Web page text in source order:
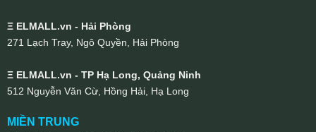
Ξ ELMALL.vn - Hải Phòng
271 Lạch Tray, Ngô Quyền, Hải Phòng
Ξ ELMALL.vn - TP Hạ Long, Quảng Ninh
512 Nguyễn Văn Cừ, Hồng Hải, Hạ Long
MIỀN TRUNG